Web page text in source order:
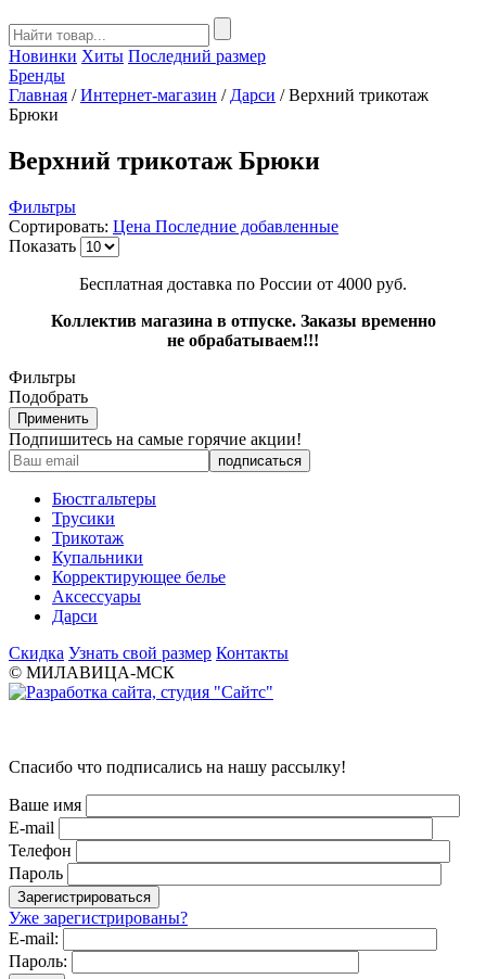
Новинки Хиты Последний размер
Бренды
Главная / Интернет-магазин / Дарси /Верхний трикотаж
Брюки
Верхний трикотаж Брюки
Фильтры
Сортировать: Цена Последние добавленные
Показать
Бесплатная доставка по России от 4000 руб.
Коллектив магазина в отпуске. Заказы временно
не обрабатываем!!!
Фильтры
Подобрать
Применить
Подпишитесь на самые горячие акции!
Бюстгальтеры
Трусики
Трикотаж
Купальники
Корректирующее белье
Аксессуары
Дарси
Скидка Узнать свой размер Контакты
© МИЛАВИЦА-МСК
Спасибо что подписались на нашу рассылку!
Ваше имя
E-mail
Телефон
Пароль
Уже зарегистрированы?
E-mail:
Пароль: